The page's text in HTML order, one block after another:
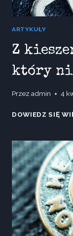
ARTYKUŁY
Z
który
Przez admin 4
DOWIEDZ SIĘ